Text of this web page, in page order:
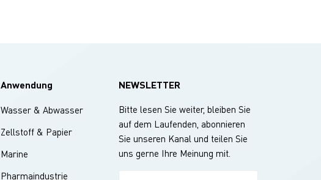
Anwendung
Wasser & Abwasser
Zellstoff & Papier
Marine
Pharmaindustrie
NEWSLETTER
Bitte lesen Sie weiter, bleiben Sie
auf dem Laufenden, abonnieren
Sie unseren Kanal und teilen Sie
uns gerne Ihre Meinung mit.